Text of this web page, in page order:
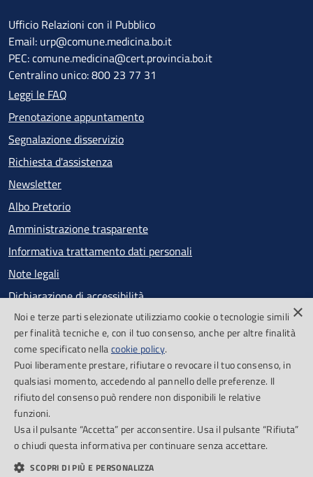
Ufficio Relazioni con il Pubblico
Email: urp@comune.medicina.bo.it
PEC: comune.medicina@cert.provincia.bo.it
Centralino unico: 800 23 77 31
Leggi le FAQ
Prenotazione appuntamento
Segnalazione disservizio
Richiesta d'assistenza
Newsletter
Albo Pretorio
Amministrazione trasparente
Informativa trattamento dati personali
Note legali
Dichiarazione di accessibilità
Obiettivi di accessibilità
Segnalazioni accessibilità
SEGUICI SU
Facebook
Cookie Policy Piano di miglioramento del sito
×
Noi e terze parti selezionate utilizziamo cookie o tecnologie simili
per finalità tecniche e, con il tuo consenso, anche per altre finalità
come specificato nellacookie policy.
Puoi liberamente prestare, rifiutare o revocare il tuo consenso, in
qualsiasi momento, accedendo al pannello delle preferenze. Il
rifiuto del consenso può rendere non disponibili le relative
funzioni.
Usa il pulsante “Accetta” per acconsentire. Usa il pulsante “Rifiuta”
o chiudi questa informativa per continuare senza accettare.
SCOPRI DI PIÙ E PERSONALIZZA